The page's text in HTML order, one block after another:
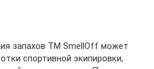
запахов ТМ SmellOff может
спортивной экипировки,